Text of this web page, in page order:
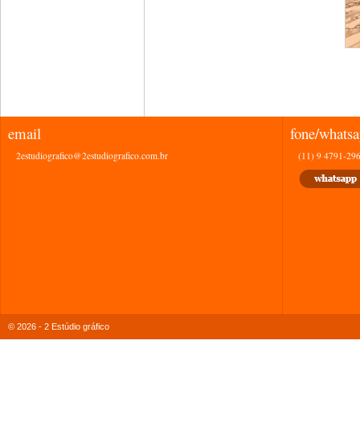
email
2estudiografico@2estudiografico.com.br
fone/
(11) 9 4791-
© 2026 - 2 Estúdio gráfico